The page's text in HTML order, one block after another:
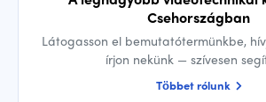
Csehországban
Látogasson el bemutatótermünkbe,
írjon nekünk — szívesen
Többet rólunk